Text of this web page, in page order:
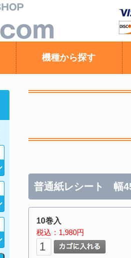
機種から探す
普通紙レシート 幅
10巻入
税込：1,980円